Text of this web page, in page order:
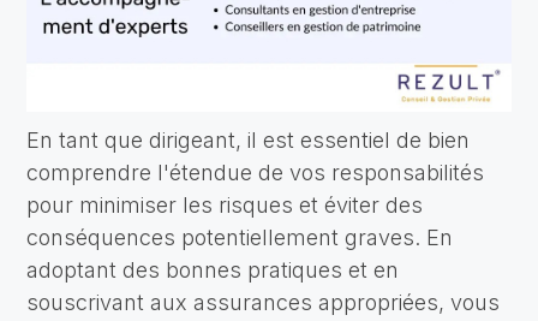
En tant que dirigeant, il est essentiel de bien
comprendre l'étendue de vos responsabilités
pour minimiser les risques et éviter des
conséquences potentiellement graves. En
adoptant des bonnes pratiques et en
souscrivant aux assurances appropriées, vous